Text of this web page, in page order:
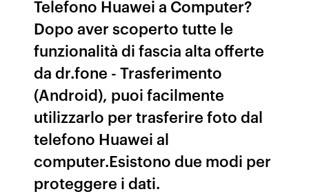
Telefono Huawei a Computer?
Dopo aver scoperto tutte le
funzionalità di fascia alta offerte
da dr.fone - Trasferimento
(Android), puoi facilmente
utilizzarlo per trasferire foto dal
telefono Huawei al
computer.Esistono due modi per
proteggere i dati.